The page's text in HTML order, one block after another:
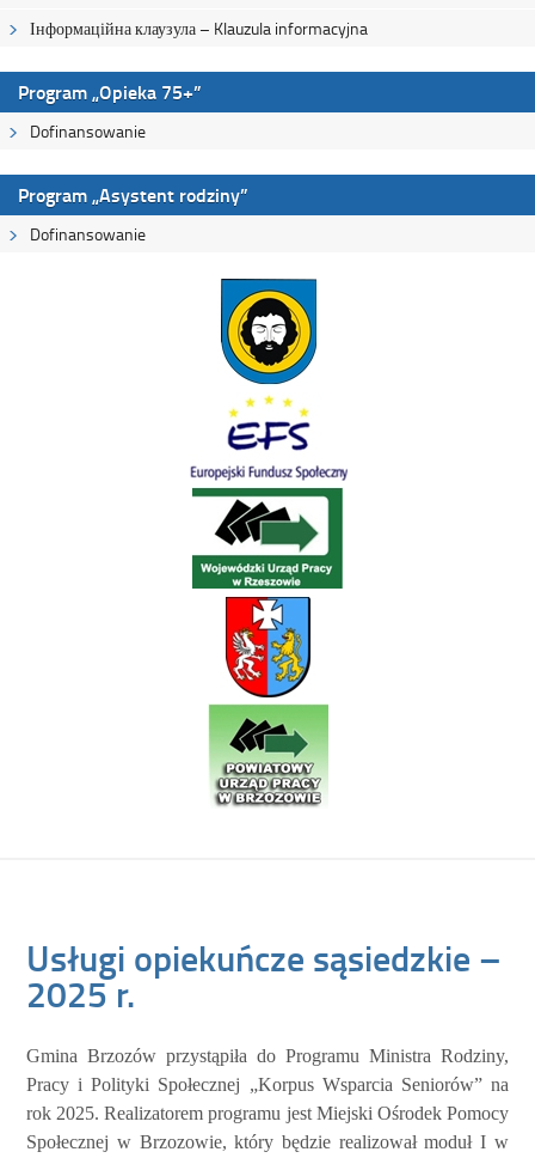
Інформаційна клаузула – Klauzula informacyjna
Program „Opieka 75+”
Dofinansowanie
Program „Asystent rodziny”
Dofinansowanie
Usługi opiekuńcze sąsiedzkie –
2025 r.
Gmina Brzozów przystąpiła do Programu Ministra Rodziny,
Pracy i Polityki Społecznej „Korpus Wsparcia Seniorów” na
rok 2025. Realizatorem programu jest Miejski Ośrodek Pomocy
Społecznej w Brzozowie, który będzie realizował moduł I w